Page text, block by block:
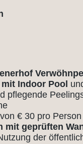
mit Indoor Pool
pflegende
€ 30 pro
mit geprüften
der